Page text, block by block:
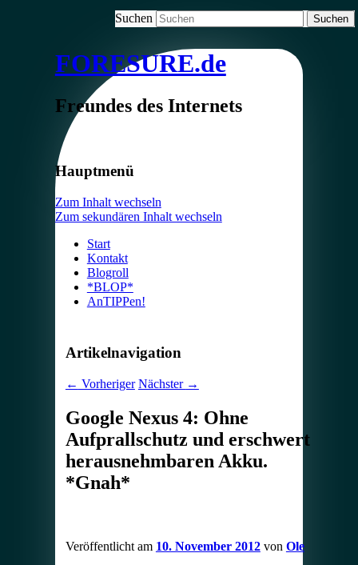
FORESURE.de
Freundes des Internets
Suchen
Hauptmenü
Zum Inhalt wechseln
Zum sekundären Inhalt wechseln
Start
Kontakt
Blogroll
*BLOP*
AnTIPPen!
Artikelnavigation
← Vorheriger Nächster →
Google Nexus 4: Ohne
Aufprallschutz und erschwert
herausnehmbaren Akku.
*Gnah*
Veröffentlicht am 10. November 2012 von Ole